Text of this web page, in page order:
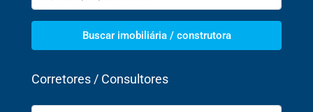
Buscar imobiliária / construtora
Corretores / Consultores